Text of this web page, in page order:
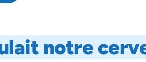
notre